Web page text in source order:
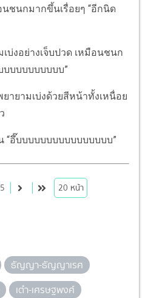
ชนกมากขึ้นเรื่อยๆ “อีกนิด
บ่งอย่างเจ็บปวด เหมือนชนก
บบบบบบบบบ”
ายามเบ่งด้วยสีหน้าทั้งเหนื่อย
อึ๊บบบบบบบบบบบบบบบบ”
5 20 หน้า
ธัญญา-ธัญญาเรศ
เต๋า-เศรษฐพงศ์